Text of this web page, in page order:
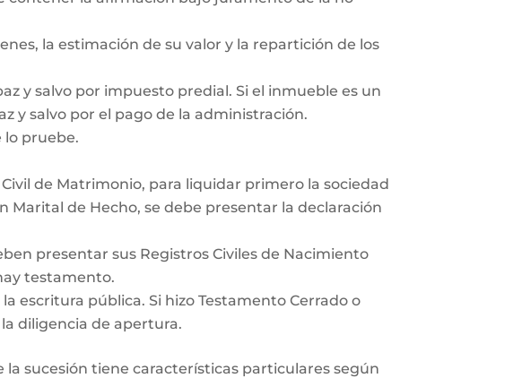
la estimación de su valor y la repartición de los
y salvo por impuesto predial. Si el inmueble es un
y salvo por el pago de la administración.
lo pruebe.
de Matrimonio, para liquidar primero la sociedad
Marital de Hecho, se debe presentar la declaración
presentar sus Registros Civiles de Nacimiento
testamento.
escritura pública. Si hizo Testamento Cerrado o
diligencia de apertura.
sucesión tiene características particulares según